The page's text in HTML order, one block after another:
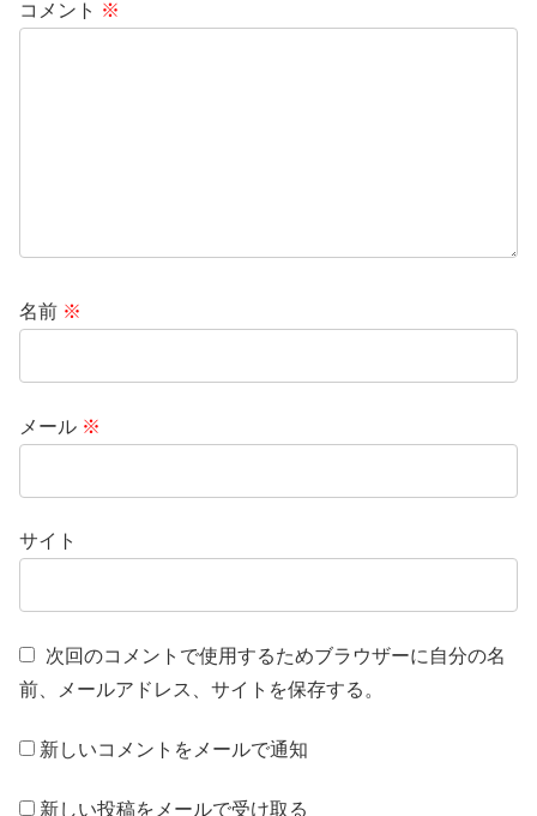
コメント ※
名前 ※
メール ※
サイト
次回のコメントで使用するためブラウザーに自分の名
前、メールアドレス、サイトを保存する。
新しいコメントをメールで通知
新しい投稿をメールで受け取る